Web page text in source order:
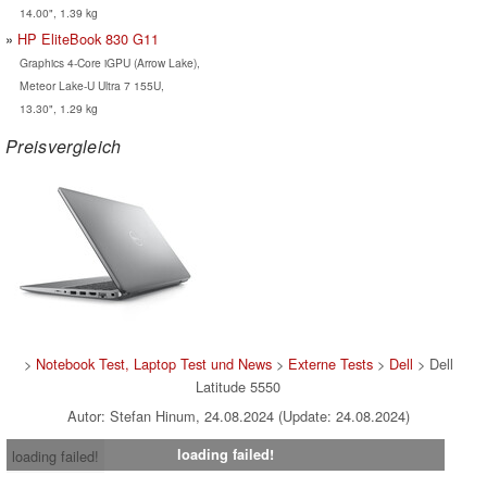
14.00", 1.39 kg
HP EliteBook 830 G11
Graphics 4-Core iGPU (Arrow Lake),
Meteor Lake-U Ultra 7 155U,
13.30", 1.29 kg
Preisvergleich
> Notebook Test, Laptop Test und News> Externe Tests> Dell > Dell
Latitude 5550
Autor: Stefan Hinum, 24.08.2024 (Update: 24.08.2024)
loading failed!
loading failed!